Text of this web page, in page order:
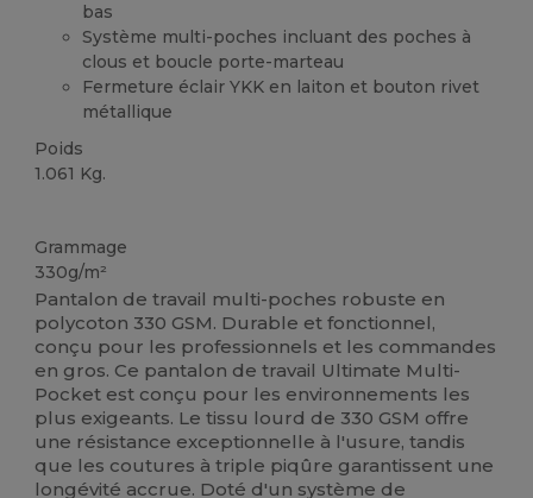
bas
Système multi-poches incluant des poches à
clous et boucle porte-marteau
Fermeture éclair YKK en laiton et bouton rivet
métallique
Poids
1.061 Kg.
Grammage
330g/m²
Pantalon de travail multi-poches robuste en
polycoton 330 GSM. Durable et fonctionnel,
conçu pour les professionnels et les commandes
en gros. Ce pantalon de travail Ultimate Multi-
Pocket est conçu pour les environnements les
plus exigeants. Le tissu lourd de 330 GSM offre
une résistance exceptionnelle à l'usure, tandis
que les coutures à triple piqûre garantissent une
longévité accrue. Doté d'un système de